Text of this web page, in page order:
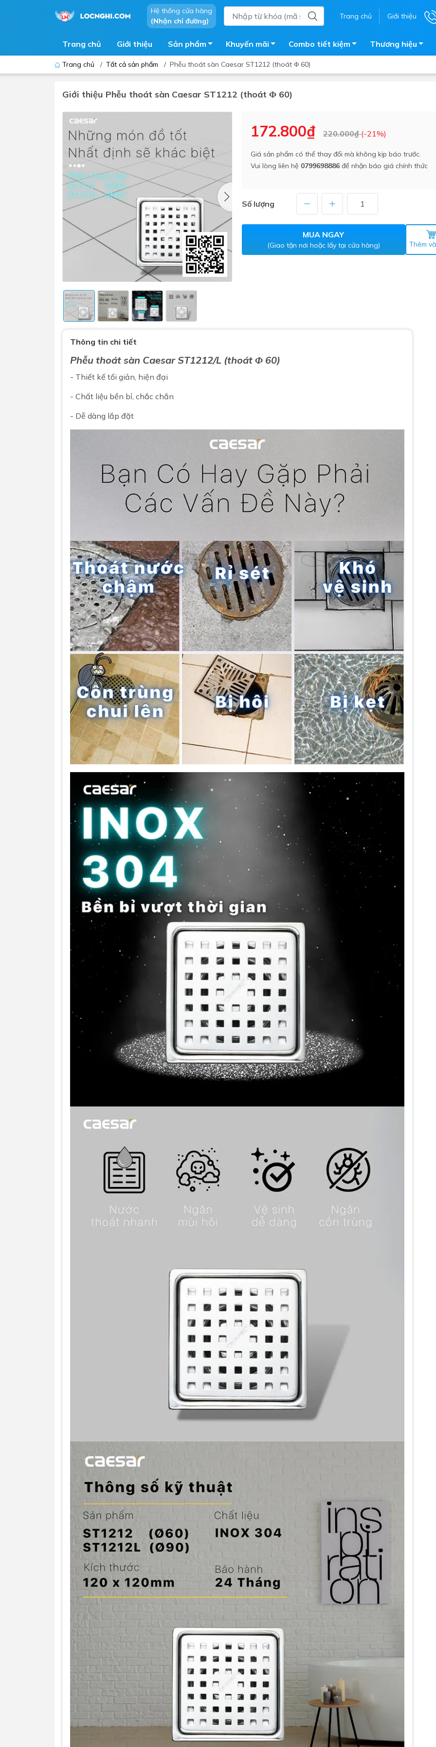
Hệ thống cửa hàng
(Nhận chỉ đường)
Trang chủ Giới thiệu
Trang chủ Giới thiệu Sản phẩm
Thiết bị nhà tiểu
Lavabo - Chậu rửa mặt
Vòi lavabo
Vòi chậu - vòi hồ - vòi gắn tường
Máy sấy tay
Lavabo tủ - Lavabo kính
Vòi sen tắm
Máy tắm nước nóng điện
Phụ kiện nhà tắm
Chậu giặt
Sen tắm âm tường
Sen tắm
trời
Bồn bảo ôn
Bồn nhựa tự hoại
Vòi pha nóng lạnh
Vật tư
Máy nước nóng gián tiếp
Phụ kiện nhà vệ sinh
Gương nhà vệ sinh - nhà tắm
Máy sấy tay
Nắp bồn cầu
Nắp điện tử
Combo bồn cầu nhà trọ giá rẻ
Khuyến mãi Combo tiết kiệm Thương hiệu
Trang chủ / Tất cả sản phẩm / Phễu thoát sàn Caesar ST1212 (thoát Φ 60)
Giới thiệu Phễu thoát sàn Caesar ST1212 (thoát Φ 60)
172.800₫ 220.000₫(-21%)
Giá sản phẩm có thể thay đổi mà không kịp báo trước.
Vui lòng liên hệ 0799698886 để nhận báo giá chính thức
Số lượng
MUA NGAY
(Giao tận nơi hoặc lấy tại cửa hàng) Thêm
Thông tin chi tiết
Phễu thoát sàn CaesarST1212/L (thoát Φ 60)
- Thiết kế tối giản, hiện đại
- Chất liệu bền bỉ, chắc chắn
- Dễ dàng lắp đặt